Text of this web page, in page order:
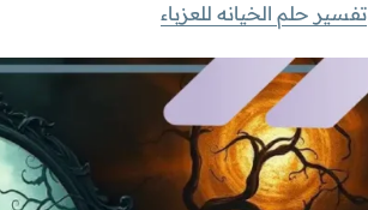
تفسير حلم الخيانه للعزباء